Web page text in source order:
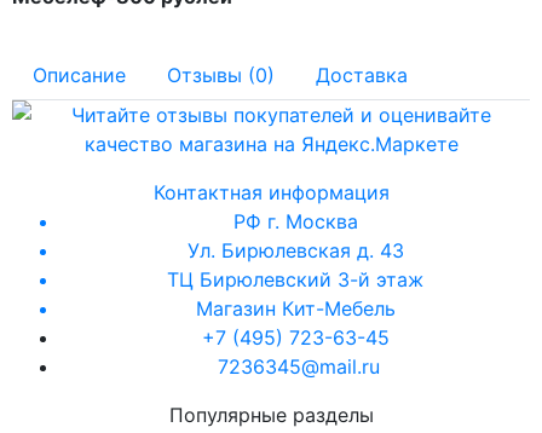
Описание Отзывы (0) Доставка
Контактная информация
РФ г. Москва
Ул. Бирюлевская д. 43
ТЦ Бирюлевский 3-й этаж
Магазин Кит-Мебель
+7 (495) 723-63-45
7236345@mail.ru
Популярные разделы